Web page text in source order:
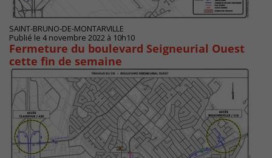
SAINT-BRUNO-DE-MONTARVILLE
Publié le 4 novembre 2022 à 10h10
Fermeture du boulevard Seigneurial Ouest
cette fin de semaine